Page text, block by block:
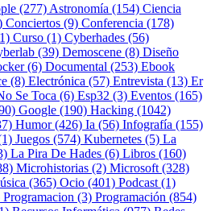
(277) Astronomía (154) Ciencia
Conciertos (9) Conferencia (178)
Curso (1) Cyberhades (56)
(39) Demoscene (8) Diseño
(6) Documental (253) Ebook
(8) Electrónica (57) Entrevista (13) Er
Se Toca (6) Esp32 (3) Eventos (165)
Google (190) Hacking (1042)
Humor (426) Ia (56) Infografía (155)
Juegos (574) Kubernetes (5) La
La Pira De Hades (6) Libros (160)
Microhistorias (2) Microsoft (328)
(365) Ocio (401) Podcast (1)
Programacion (3) Programación (854)